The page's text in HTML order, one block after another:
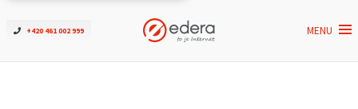
+420 461 002 999 MENU
Ověřit dostupnost